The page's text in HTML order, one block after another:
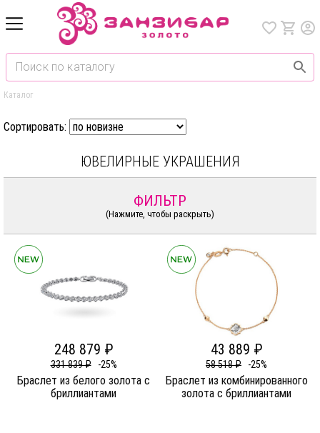
Каталог
Сортировать:
ЮВЕЛИРНЫЕ УКРАШЕНИЯ
ФИЛЬТР
(Нажмите, чтобы раскрыть)
248 879 ₽
331 839 ₽ -25%
Браслет из белого золота c
бриллиантами
43 889 ₽
58 518 ₽ -25%
Браслет из комбинированного
золота c бриллиантами